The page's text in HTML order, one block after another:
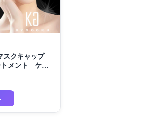
スクキャップ
トメント ケラ